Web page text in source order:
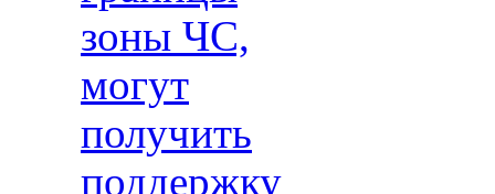
зоны ЧС,
могут
получить
поддержку